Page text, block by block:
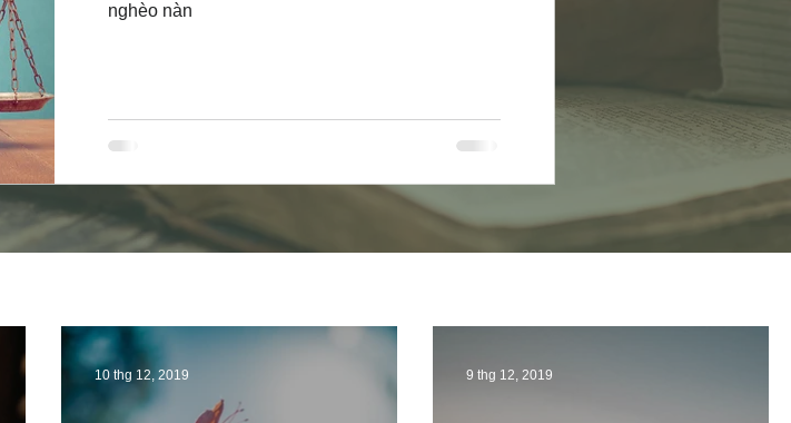
nghèo nàn
10 thg 12, 2019 9 thg 12, 2019